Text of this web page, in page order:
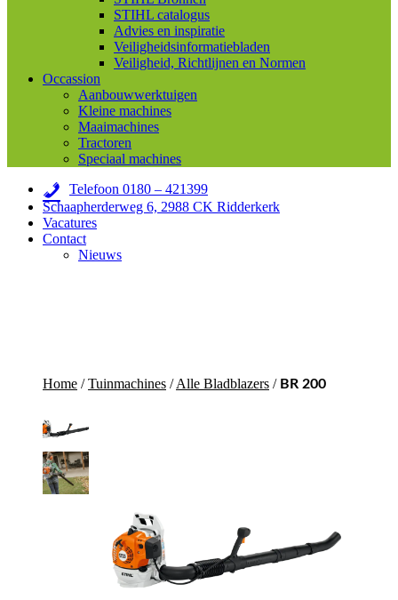
STIHL catalogus
Advies en inspiratie
Veiligheidsinformatiebladen
Veiligheid, Richtlijnen en Normen
Occassion
Aanbouwwerktuigen
Kleine machines
Maaimachines
Tractoren
Speciaal machines
Telefoon 0180 – 421399
Schaapherderweg 6, 2988 CK Ridderkerk
Vacatures
Contact
Nieuws
Home /Tuinmachines /Alle Bladblazers / BR 200